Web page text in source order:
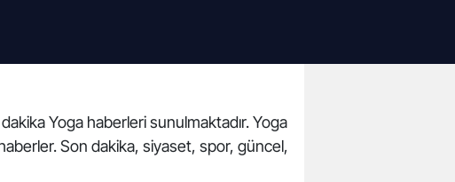
Yoga haberleri sunulmaktadır. Yoga
Son dakika, siyaset, spor, güncel,